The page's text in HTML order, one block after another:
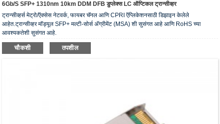
6Gb/s SFP+ 1310nm 10km DDM DFB डुप्लेक्स LC ऑप्टिकल ट्रान्सीव्हर
ट्रान्सीव्हर्स मेट्रो/ऍक्सेस नेटवर्क, फायबर चॅनल आणि CPRI ऍप्लिकेशनसाठी डिझाइन केलेले
आहेत.ट्रान्सीव्हर मॉड्यूल SFP+ मल्टी-सोर्स अ‍ॅग्रीमेंट (MSA) शी सुसंगत आहे आणि RoHS च्या
आवश्यकतेशी सुसंगत आहे.
चौकशी तपशील